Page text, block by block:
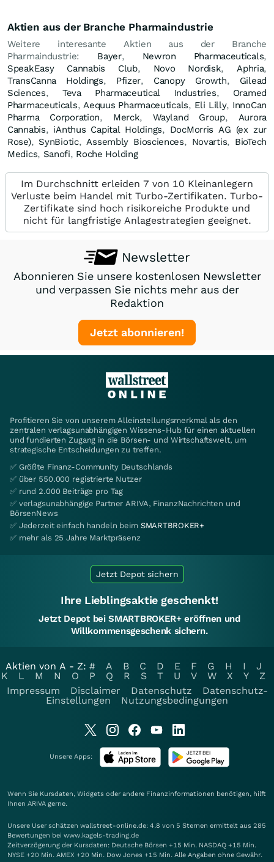
Aktien aus der Branche Pharmaindustrie
Weitere interesante Aktien aus der Branche
Pharmaindustrie: Bayer, Newron Pharmaceuticals,
SpeakEasy Cannabis Club, Novo Nordisk,Aphria,
TransCanna Holdings, Pfizer, Canopy Growth, Gilead
Sciences, Teva Pharmaceutical Industries, Oramed
Pharmaceuticals,Aequus Pharmaceuticals, Eli Lilly, InnoCan
Pharma Corporation, Merck,Wayland Group, Aurora
Cannabis, iAnthus Capital Holdings, DocMorris AG (ex zur
Rose), SynBiotic,Assembly Biosciences, Novartis, BioTech
Medics, Sanofi, Roche Holding
Im Durchschnitt erleiden 7 von 10 Kleinanlegern
Verluste beim Handel mit Turbo-Zertifikaten. Turbo-
Zertifikate sind hoch risikoreiche Produkte und
nicht für langfristige Anlagestrategien geeignet.
Newsletter
Abonnieren Sie unsere kostenlosen Newsletter
und verpassen Sie nichts mehr aus der
Redaktion
Jetzt abonnieren!
Profitieren Sie von unserem Alleinstellungsmerkmal als den
zentralen verlagsunabhängigen Wissens-Hub für einen aktuellen
und fundierten Zugang in die Börsen- und Wirtschaftswelt, um
strategische Entscheidungen zu treffen.
✅ Größte Finanz-Community Deutschlands
✅ über 550.000 registrierte Nutzer
✅ rund 2.000 Beiträge pro Tag
✅ verlagsunabhängige Partner ARIVA, FinanzNachrichten und
BörsenNews
✅ Jederzeit einfach handeln beim SMARTBROKER+
✅ mehr als 25 Jahre Marktpräsenz
Jetzt Depot sichern
Ihre Lieblingsaktie geschenkt!
Jetzt Depot bei SMARTBROKER+ eröffnen und
Willkommensgeschenk sichern.
Aktien von A - Z: # A B C D E F G H I
J
K
L M N O P Q R S T U V W X Y
Z
Impressum
Disclaimer Datenschutz
Datenschutz-
Einstellungen
Nutzungsbedingungen
Unsere Apps:
Wenn Sie Kursdaten, Widgets oder andere Finanzinformationen benötigen, hilft
Ihnen ARIVA gerne.
Unsere User schätzen wallstreet-online.de: 4.8 von 5 Sternen ermittelt aus 285
Bewertungen bei www.kagels-trading.de
Zeitverzögerung der Kursdaten: Deutsche Börsen +15 Min. NASDAQ +15 Min.
NYSE +20 Min. AMEX +20 Min. Dow Jones +15 Min. Alle Angaben ohne Gewähr.